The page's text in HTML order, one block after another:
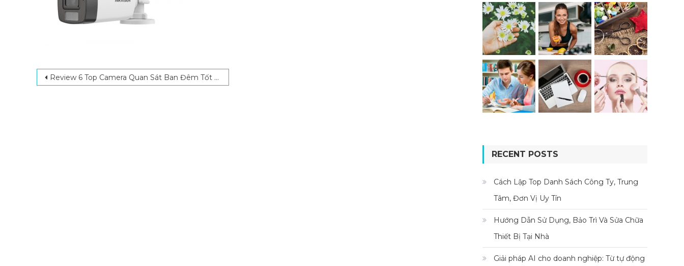
Post navigation
Review 6 Top Camera Quan Sát Ban Đêm Tốt Nhất Trên Thị Trường Hiện Nay
RECENT POSTS
Cách Lập Top Danh Sách Công Ty, Trung
Tâm, Đơn Vị Uy Tín
Hướng Dẫn Sử Dụng, Bảo Trì Và Sửa Chữa
Thiết Bị Tại Nhà
Giải pháp AI cho doanh nghiệp: Từ tự động